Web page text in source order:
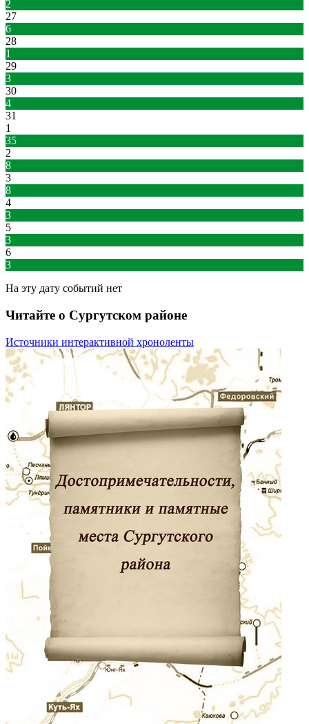
2
27
6
28
1
29
3
30
4
31
1
35
2
8
3
8
4
3
5
3
6
3
На эту дату событий нет
Читайте о Сургутском районе
Источники интерактивной хроноленты